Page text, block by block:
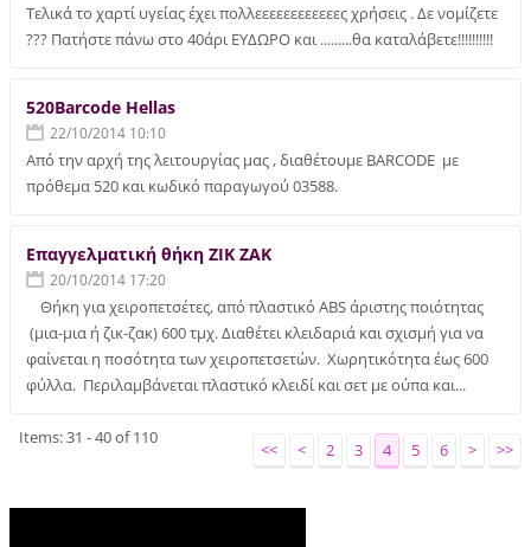
Τελικά το χαρτί υγείας έχει πολλεεεεεεεεεεεες χρήσεις . Δε νομίζετε
??? Πατήστε πάνω στο 40άρι ΕΥΔΩΡΟ και .........θα καταλάβετε!!!!!!!!!!
520Barcode Hellas
22/10/2014 10:10
Από την αρχή της λειτουργίας μας , διαθέτουμε BARCODE με
πρόθεμα 520 και κωδικό παραγωγού 03588.
Επαγγελματική θήκη ZIK ZAK
20/10/2014 17:20
Θήκη για χειροπετσέτες, από πλαστικό ABS άριστης ποιότητας
(μια-μια ή ζικ-ζακ) 600 τμχ. Διαθέτει κλειδαριά και σχισμή για να
φαίνεται η ποσότητα των χειροπετσετών. Χωρητικότητα έως 600
φύλλα. Περιλαμβάνεται πλαστικό κλειδί και σετ με ούπα και...
Items: 31 - 40 of 110
<< < 2 3 4 5 6 > >>